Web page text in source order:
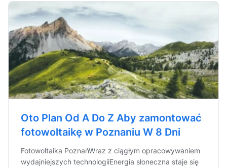
Oto Plan Od A Do Z Aby zamontować
fotowoltaikę w Poznaniu W 8 Dni
Fotowoltaika PoznańWraz z ciągłym opracowywaniem
wydajniejszych technologiiEnergia słoneczna staje się